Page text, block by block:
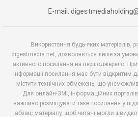
E-mail:
Використання будь-яких матеріалів,
digestmedia.net, дозволяється лише за
активного посилання на першоджерело. При
інформації посилання має бути відкритим
містити технічних обмежень, що
Для онлайн-ЗМІ, інформаційних порталів
важливо розміщувати таке посилання у
абзаці матеріалу, щоб читачі могли швидко